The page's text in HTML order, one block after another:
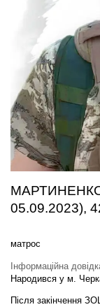
МАРТИНЕНКО
05.09.2023),
матрос
Інформаційна
Народився у м.
Після закінчення